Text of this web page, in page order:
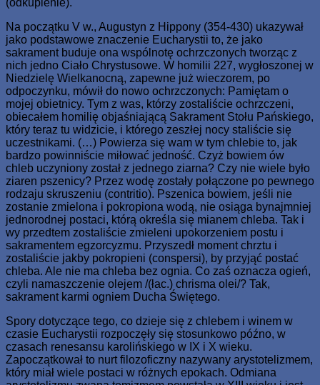
Na początku V w., Augustyn z Hippony (354-430) ukazywał
jako podstawowe znaczenie Eucharystii to, że jako
sakrament buduje ona wspólnotę ochrzczonych tworząc z
nich jedno Ciało Chrystusowe. W homilii 227, wygłoszonej w
Niedzielę Wielkanocną, zapewne już wieczorem, po
odpoczynku, mówił do nowo ochrzczonych: Pamiętam o
mojej obietnicy. Tym z was, którzy zostaliście ochrzczeni,
obiecałem homilię objaśniającą Sakrament Stołu Pańskiego,
który teraz tu widzicie, i którego zeszłej nocy staliście się
uczestnikami. (…) Powierza się wam w tym chlebie to, jak
bardzo powinniście miłować jedność. Czyż bowiem ów
chleb uczyniony został z jednego ziarna? Czy nie wiele było
ziaren pszenicy? Przez wodę zostały połączone po pewnego
rodzaju skruszeniu (contritio). Pszenica bowiem, jeśli nie
zostanie zmielona i pokropiona wodą, nie osiąga bynajmniej
jednorodnej postaci, którą określa się mianem chleba. Tak i
wy przedtem zostaliście zmieleni upokorzeniem postu i
sakramentem egzorcyzmu. Przyszedł moment chrztu i
zostaliście jakby pokropieni (conspersi), by przyjąć postać
chleba. Ale nie ma chleba bez ognia. Co zaś oznacza ogień,
czyli namaszczenie olejem /(łac.) chrisma olei/? Tak,
sakrament karmi ogniem Ducha Świętego.
Spory dotyczące tego, co dzieje się z chlebem i winem w
czasie Eucharystii rozpoczęły się stosunkowo późno, w
czasach renesansu karolińskiego w IX i X wieku.
Zapoczątkował to nurt filozoficzny nazywany arystotelizmem,
który miał wiele postaci w różnych epokach. Odmiana